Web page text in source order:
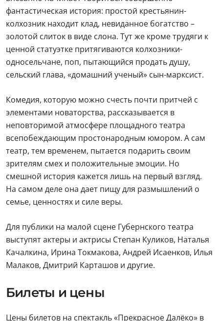
фантастическая история: простой крестьянин-
колхозник находит клад, невиданное богатство –
золотой слиток в виде слона. Тут же кроме трудяги к
ценной статуэтке притягиваются колхозники-
односельчане, поп, пытающийся продать душу,
сельский глава, «домашний ученый» сын-марксист.
Комедия, которую можно счесть почти притчей с
элементами новаторства, рассказывается в
неповторимой атмосфере площадного театра
всепобеждающим простонародным юмором. А сам
театр, тем временем, пытается подарить своим
зрителям смех и положительные эмоции. Но
смешной история кажется лишь на первый взгляд.
На самом деле она дает пищу для размышлений о
семье, ценностях и силе веры.
Для публики на малой сцене Губернского театра
выступят актеры и актрисы Степан Куликов, Наталья
Качалкина, Ирина Токмакова, Андрей Исаенков, Илья
Малаков, Дмитрий Карташов и другие.
Билеты и цены
Цены билетов на спектакль «Прекрасное Далёко» в